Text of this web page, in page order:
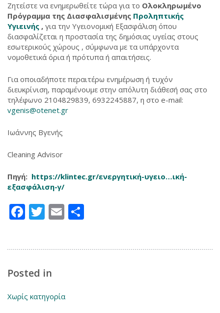
Ζητείστε να ενημερωθείτε τώρα για το Ολοκληρωμένο
Πρόγραμμα της Διασφαλισμένης Προληπτικής
Υγιεινής , για την Υγειονομική Εξασφάλιση όπου
διασφαλίζεται η προστασία της δημόσιας υγείας στους
εσωτερικούς χώρους , σύμφωνα με τα υπάρχοντα
νομοθετικά όρια ή πρότυπα ή απαιτήσεις.
Για οποιαδήποτε περαιτέρω ενημέρωση ή τυχόν
διευκρίνιση, παραμένουμε στην απόλυτη διάθεσή σας στο
τηλέφωνο 2104829839, 6932245887, η στο e-mail:
vgenis@otenet.gr
Ιωάννης Βγενής
Cleaning Advisor
Πηγή: https://klintec.gr/ενεργητική-υγειο…ική-
εξασφάλιση-γ/
Facebook
Twitter
Email
Posted in
Χωρίς κατηγορία